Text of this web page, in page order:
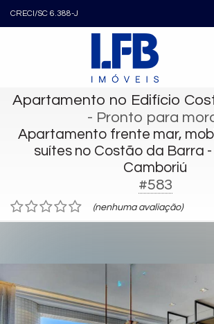
CRECI/SC 6.388-J
Apartamento no Edifício
- Pronto para
Apartamento frente mar,
suítes no Costão da Barra
Camboriú
#583
(nenhuma avaliação)